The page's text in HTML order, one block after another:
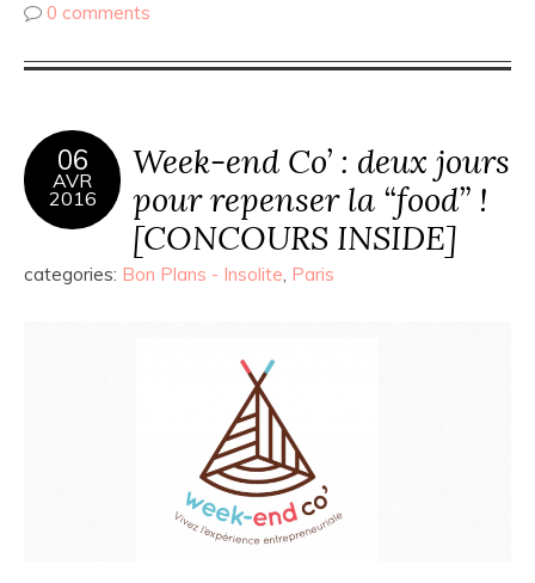
0 comments
06
AVR
2016
Week-end Co’ : deux jours
pour repenser la “food” !
[CONCOURS INSIDE]
categories: Bon Plans - Insolite, Paris